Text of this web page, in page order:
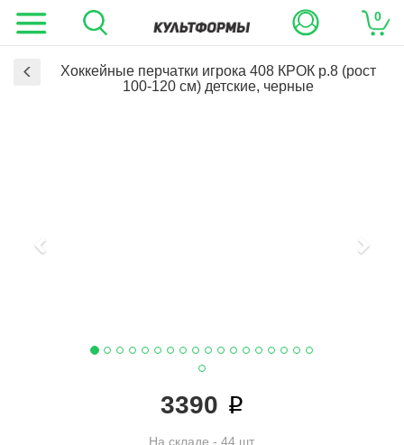
0
Хоккейные перчатки игрока 408 КРОК р.8 (рост
100-120 см) детские, черные
3390 i
На складе - 44 шт.